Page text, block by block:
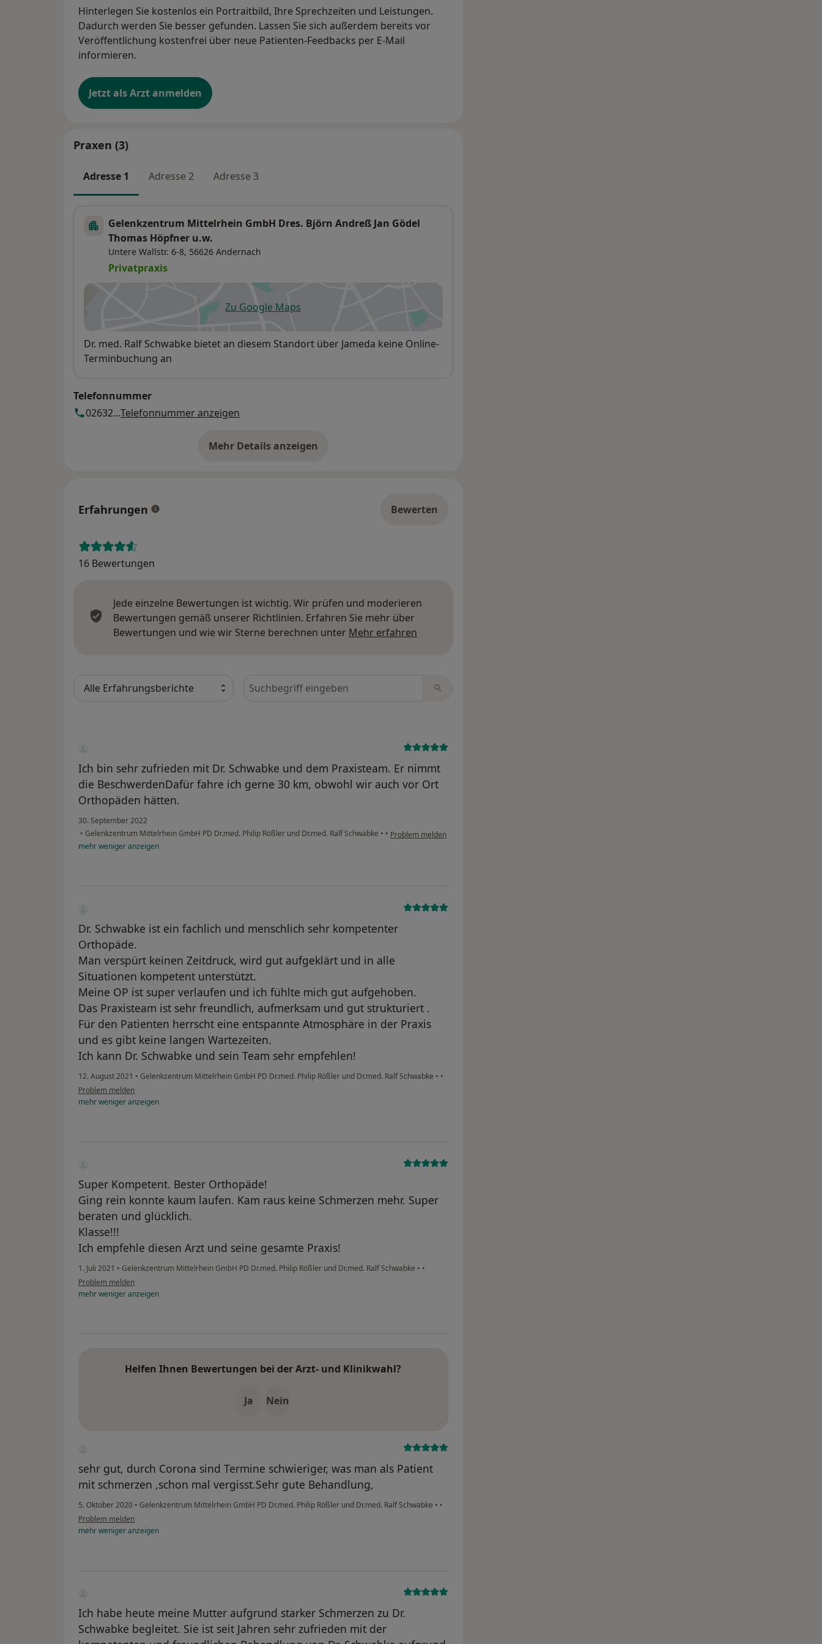
Hinterlegen Sie kostenlos ein Portraitbild, Ihre Sprechzeiten und Leistungen.
Dadurch werden Sie besser gefunden. Lassen Sie sich außerdem bereits vor
Veröffentlichung kostenfrei über neue Patienten-Feedbacks per E-Mail
informieren.
Jetzt als Arzt anmelden
Praxen (3)
Adresse 1 Adresse 2 Adresse 3
Gelenkzentrum Mittelrhein GmbH Dres. Björn Andreß Jan Gödel
Thomas Höpfner u.w.
Untere Wallstr. 6-8, 56626 Andernach
Privatpraxis
Zu Google Mapsöffnet in einer neuen Registerkarte
Verfügbarkeit
Dr. med. Ralf Schwabke bietet an diesem Standort über Jameda keine Online-
Terminbuchung an
Telefonnummer
02632...Telefonnummer anzeigen
Mehr Details anzeigen
über die Adresse
Erfahrungen Bewerten
16 Bewertungen
Jede einzelne Bewertungen ist wichtig. Wir prüfen und moderieren
Bewertungen gemäß unserer Richtlinien. Erfahren Sie mehr über
Bewertungen und wie wir Sterne berechnen unter Mehr erfahren
Bewertungen durchsuchen
Ich bin sehr zufrieden mit Dr. Schwabke und dem Praxisteam. Er nimmt
die BeschwerdenDafür fahre ich gerne 30 km, obwohl wir auch vor Ort
Orthopäden hätten.
30. September 2022
• Gelenkzentrum Mittelrhein GmbH PD Dr.med. Philip Rößler und Dr.med. Ralf Schwabke • • Problem melden
mehrwenigeranzeigen
Dr. Schwabke ist ein fachlich und menschlich sehr kompetenter
Orthopäde.
Man verspürt keinen Zeitdruck, wird gut aufgeklärt und in alle
Situationen kompetent unterstützt.
Meine OP ist super verlaufen und ich fühlte mich gut aufgehoben.
Das Praxisteam ist sehr freundlich, aufmerksam und gut strukturiert .
Für den Patienten herrscht eine entspannte Atmosphäre in der Praxis
und es gibt keine langen Wartezeiten.
Ich kann Dr. Schwabke und sein Team sehr empfehlen!
12. August 2021 • Gelenkzentrum Mittelrhein GmbH PD Dr.med. Philip Rößler und Dr.med. Ralf Schwabke • •
Problem melden
mehrwenigeranzeigen
Super Kompetent. Bester Orthopäde!
Ging rein konnte kaum laufen. Kam raus keine Schmerzen mehr. Super
beraten und glücklich.
Klasse!!!
Ich empfehle diesen Arzt und seine gesamte Praxis!
1. Juli 2021 • Gelenkzentrum Mittelrhein GmbH PD Dr.med. Philip Rößler und Dr.med. Ralf Schwabke • •
Problem melden
mehrwenigeranzeigen
Helfen Ihnen Bewertungen bei der Arzt- und Klinikwahl?
Ja Nein
sehr gut, durch Corona sind Termine schwieriger, was man als Patient
mit schmerzen ,schon mal vergisst.Sehr gute Behandlung,
5. Oktober 2020 • Gelenkzentrum Mittelrhein GmbH PD Dr.med. Philip Rößler und Dr.med. Ralf Schwabke • •
Problem melden
mehrwenigeranzeigen
Ich habe heute meine Mutter aufgrund starker Schmerzen zu Dr.
Schwabke begleitet. Sie ist seit Jahren sehr zufrieden mit der